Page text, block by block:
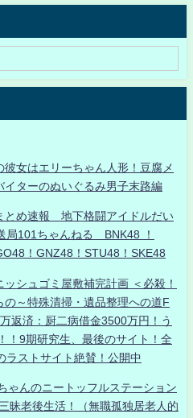
女はエリーちゃん人形！豆腐メ
イターのぬいぐるみ男子末路編
め速報 地下格闘アイドルだい
101ちゃんねる BNK48 ！
！GNZ48！STU48！SKE48
シュゴミ屋敷補完計画 ＜必殺！
～特殊清掃・遺品整理への道F
返済：厨二病借金3500万円！う
！9期研究生、最後のサイト！全
ラストサイト絶賛！公開中
ゃんのニートッフルステーション
昧老後生活！（無職孤独居老人的